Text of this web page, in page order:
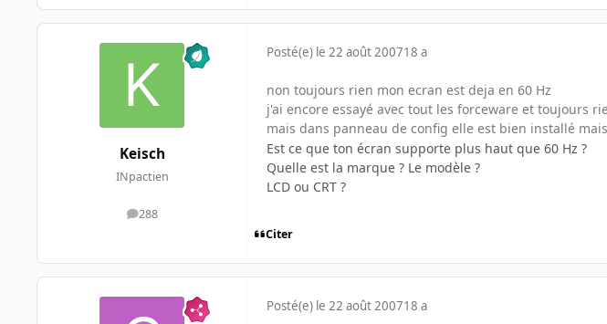
Keisch
INpactien
288
messages
Posté(e) le 22 août 200718 a
non toujours rien mon ecran est deja en 60 Hz
j'ai encore essayé avec tout les forceware et toujours
mais dans panneau de config elle est bien installé
Est ce que ton écran supporte plus haut que 60 Hz ?
Quelle est la marque ? Le modèle ?
LCD ou CRT ?
Citer
Posté(e) le 22 août 200718 a